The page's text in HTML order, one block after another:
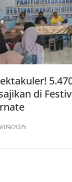
di
09/2025